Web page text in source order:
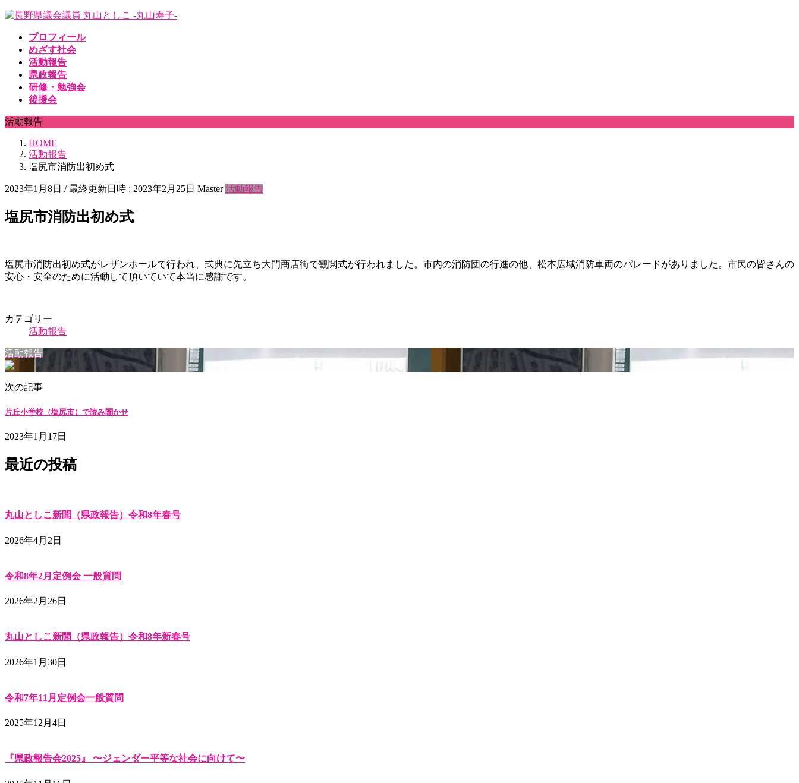
コ
ッ
プ
ナ
移
動
プロフィール
めざす社会
活動報告
県政報告
研修・勉強会
後援会
活動報告
HOME
活動報告
塩尻市消防出初め式
2023年1月8日 / 最終更新日時 : 2023年2月25日 Master 活動報告
塩尻市消防出初め式
塩尻市消防出初め式がレザンホールで行われ、式典に先立ち大門商店街で観閲式が行われました。市内の消防団の行進の他、松本広域消防車両のパレードがありました。市民の皆さんの
安心・安全のために活動して頂いていて本当に感謝です。
カテゴリー
活動報告
活動報告
次の記事
片丘小学校（塩尻市）で読み聞かせ
2023年1月17日
最近の投稿
丸山としこ新聞（県政報告）令和8年春号
2026年4月2日
令和8年2月定例会 一般質問
2026年2月26日
丸山としこ新聞（県政報告）令和8年新春号
2026年1月30日
令和7年11月定例会一般質問
2025年12月4日
『県政報告会2025』 〜ジェンダー平等な社会に向けて〜